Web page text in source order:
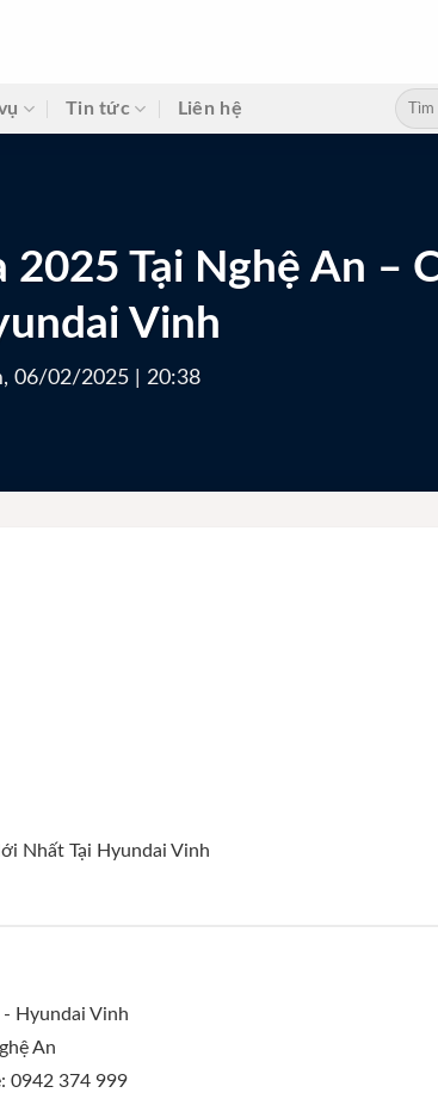
Tin tức Liên hệ
Tìm
kiếm:
2025 Tại Nghệ An –
Vinh
06/02/2025 | 20:38
Nhất Tại Hyundai Vinh
Hyundai Vinh
An
0942 374 999